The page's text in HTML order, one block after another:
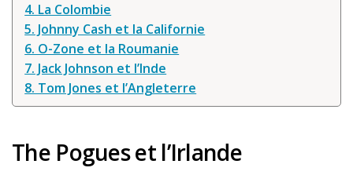
4. La Colombie
5. Johnny Cash et la Californie
6. O-Zone et la Roumanie
7. Jack Johnson et l’Inde
8. Tom Jones et l’Angleterre
The Pogues et l’Irlande